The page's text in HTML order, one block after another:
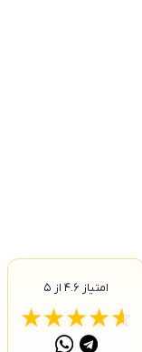
امتیاز ۴.۶از ۵
☆
★☆
★☆
★☆
★☆
★